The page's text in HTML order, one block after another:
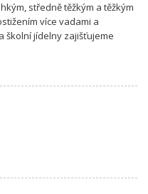
středně těžkým a těžkým
více vadami a
školní jídelny zajišťujeme